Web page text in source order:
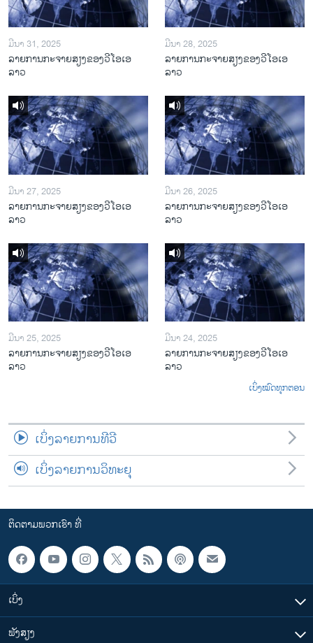
ມີນາ 31, 2025
ລາຍການກະຈາຍສຽງຂອງວີໂອເອ
ລາວ
ມີນາ 28, 2025
ລາຍການກະຈາຍສຽງຂອງວີໂອເອ
ລາວ
ມີນາ 27, 2025
ລາຍການກະຈາຍສຽງຂອງວີໂອເອ
ລາວ
ມີນາ 26, 2025
ລາຍການກະຈາຍສຽງຂອງວີໂອເອ
ລາວ
ມີນາ 25, 2025
ລາຍການກະຈາຍສຽງຂອງວີໂອເອ
ລາວ
ມີນາ 24, 2025
ລາຍການກະຈາຍສຽງຂອງວີໂອເອ
ລາວ
ເບິ່ງໝົດທຸກຕອນ
ເບິ່ງລາຍການທີວີ
ເບິ່ງລາຍການວິທະຍຸ
ຕິດຕາມພວກເຮົາ ທີ່
ເບິ່ງ
ຟັງສຽງ